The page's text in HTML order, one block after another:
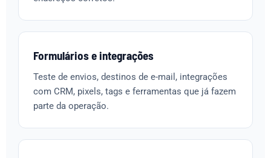
Formulários e integrações
Teste de envios, destinos de e-mail, integrações
com CRM, pixels, tags e ferramentas que já fazem
parte da operação.